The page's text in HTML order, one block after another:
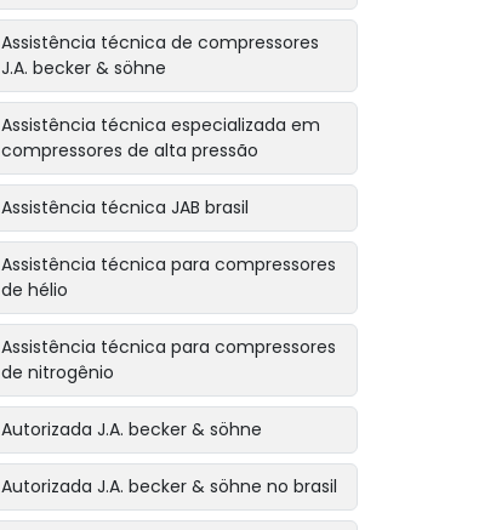
Assistência técnica de compressores
J.A. becker & söhne
Assistência técnica especializada em
compressores de alta pressão
Assistência técnica JAB brasil
Assistência técnica para compressores
de hélio
Assistência técnica para compressores
de nitrogênio
Autorizada J.A. becker & söhne
Autorizada J.A. becker & söhne no brasil